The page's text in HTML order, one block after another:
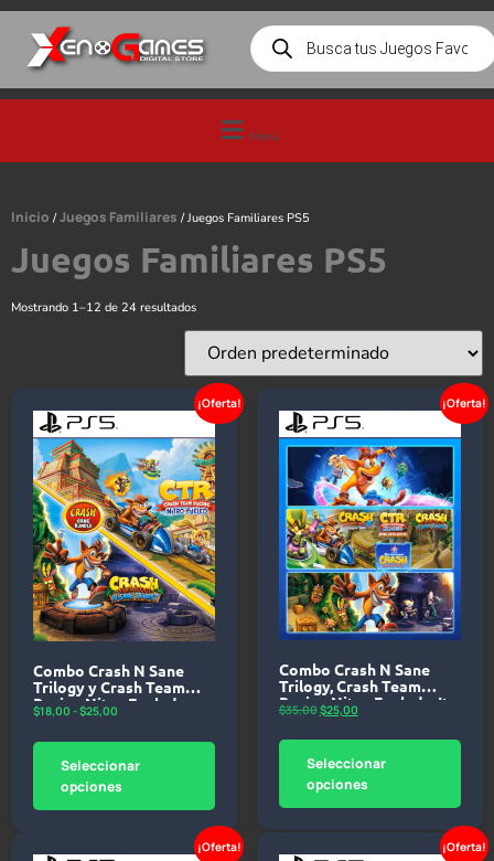
Menú
Inicio /Juegos Familiares / Juegos Familiares PS5
Juegos Familiares PS5
Mostrando 1–12 de 24 resultados
¡Oferta!
Combo Crash N Sane
Trilogy y Crash Team
Racing Nitro Fueled –
PlayStation 5
$18,00 -$25,00
Seleccionar
opciones
¡Oferta!
Combo Crash N Sane
Trilogy, Crash Team
Racing Nitro Fueled y Its
About Time –
PlayStation 5
$35,00$25,00
Seleccionar
opciones
¡Oferta! ¡Oferta!